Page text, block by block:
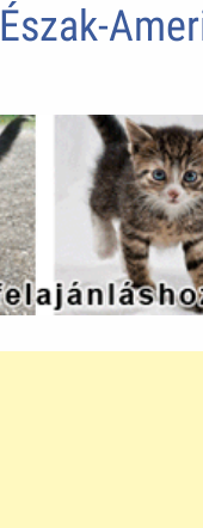
Észak-